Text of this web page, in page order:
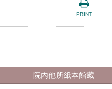
PRINT
院內他所紙本館藏